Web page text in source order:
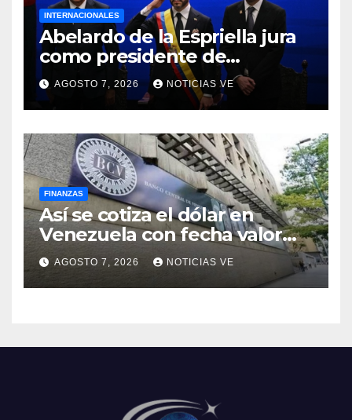
INTERNACIONALES
Abelardo de la Espriella jura
como presidente de
Colombia para el periodo
2026-2030
AGOSTO 7, 2026 NOTICIAS VE
FINANZAS
Así se cotiza el dólar en
Venezuela con fecha valor
lunes 10 de agosto de 2026
AGOSTO 7, 2026 NOTICIAS VE